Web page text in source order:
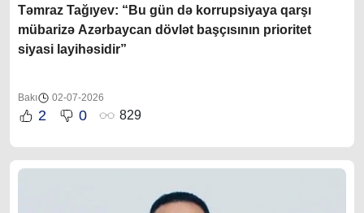
Təmraz Tağıyev: “Bu gün də korrupsiyaya qarşı
mübarizə Azərbaycan dövlət başçısının prioritet
siyasi layihəsidir”
Bakı 02-07-2026
2 0 829